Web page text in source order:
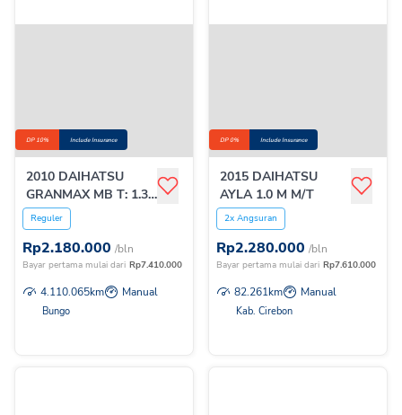
DP 10% Include Insurance
2010 DAIHATSU
GRANMAX MB T: 1.3
M/T
Reguler
Rp2.180.000 /bln
Bayar pertama mulai dari Rp7.410.000
4.110.065km Manual
Bungo
DP 0% Include Insurance
2015 DAIHATSU
AYLA 1.0 M M/T
2x Angsuran
Rp2.280.000 /bln
Bayar pertama mulai dari Rp7.610.000
82.261km Manual
Kab. Cirebon